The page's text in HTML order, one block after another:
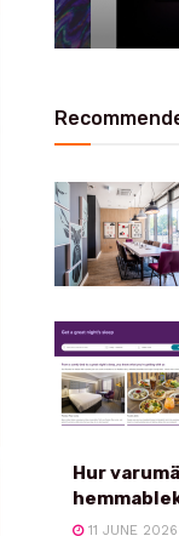
Hur
11 JUNE 2026